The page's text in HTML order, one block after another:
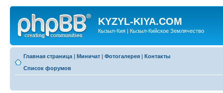
KYZYL-KIYA.COM
Кызыл-Кия | Кызыл-Кийское Землячество
Главная страница | Миничат | Фотогалерея | Контакты
Список форумов